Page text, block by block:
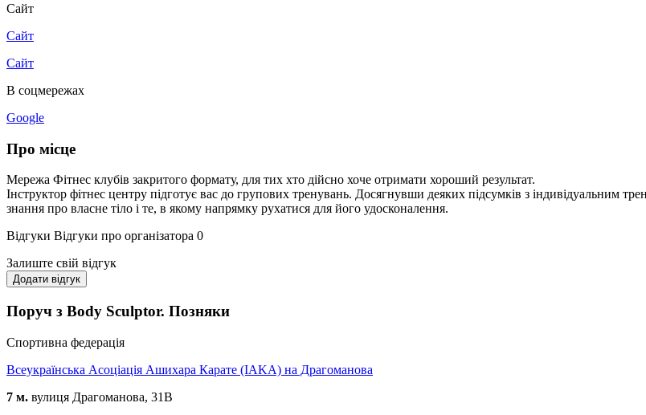
Сайт
Сайт
Сайт
В соцмережах
Google
Про місце
Мережа Фітнес клубів закритого формату, для тих хто дійсно хоче отримати хороший результат.
Інструктор фітнес центру підготує вас до групових тренувань. Досягнувши деяких підсумків з індивідуальним
знання про власне тіло і те, в якому напрямку рухатися для його удосконалення.
Відгуки Відгуки про організатора 0
Залиште свій відгук
Додати відгук
Поруч з Body Sculptor. Позняки
Спортивна федерація
Всеукраїнська Асоціація Ашихара Карате (IAKA) на Драгоманова
7 м. вулиця Драгоманова, 31В